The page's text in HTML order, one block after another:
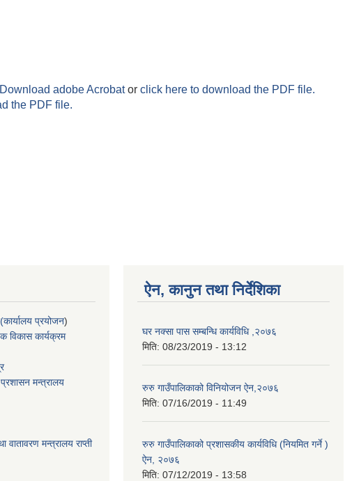
Download adobe Acrobator click here to download the PDF file.
the PDF file.
प्रयोजन)
विकास कार्यक्रम
मन्त्रालय
मन्त्रालय राप्ती
ऐन, कानुन तथा निर्देशिका
घर नक्सा पास सम्बन्धि कार्यविधि ,२०७६
मिति: 08/23/2019 - 13:12
रुरु गाउँपालिकाको विनियोजन ऐन,२०७६
मिति: 07/16/2019 - 11:49
रुरु गाउँपालिकाको प्रशासकीय कार्यविधि (नियमित गर्ने )
ऐन, २०७६
मिति: 07/12/2019 - 13:58